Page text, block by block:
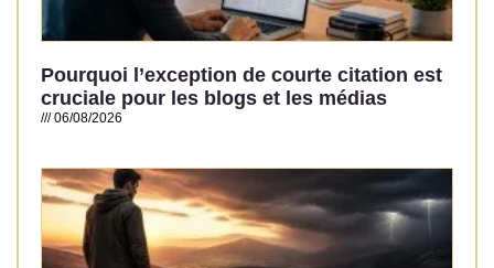
Pourquoi l’exception de courte citation est
cruciale pour les blogs et les médias
06/08/2026